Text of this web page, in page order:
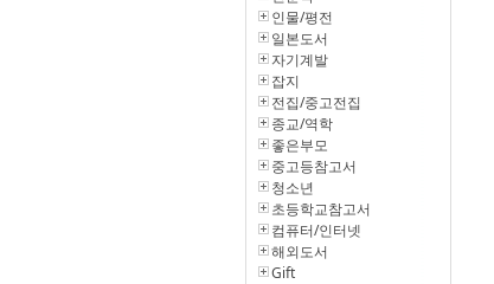
인물/평전
일본도서
자기계발
잡지
전집/중고전집
종교/역학
좋은부모
중고등참고서
청소년
초등학교참고서
컴퓨터/인터넷
해외도서
Gift